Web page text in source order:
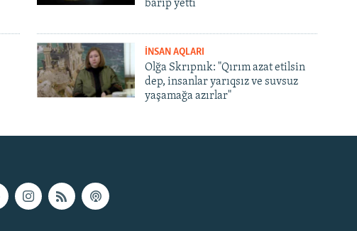
barıp yetti
İNSAN AQLARI
Olğa Skrıpnık: "Qırım azat etilsin
dep, insanlar yarıqsız ve suvsuz
yaşamağa azırlar"